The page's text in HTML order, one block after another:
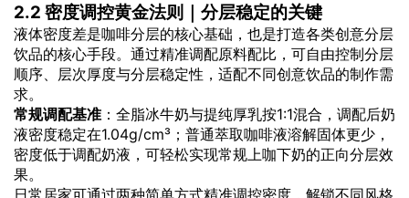
2.2 密度调控黄金法则｜分层稳定的关键
液体密度差是咖啡分层的核心基础，也是打造各类创意分层
饮品的核心手段。通过精准调配原料配比，可自由控制分层
顺序、层次厚度与分层稳定性，适配不同创意饮品的制作需
求。
常规调配基准 ：全脂冰牛奶与提纯厚乳按1:1混合，调配后奶
液密度稳定在1.04g/cm³；普通萃取咖啡液溶解固体更少，
密度低于调配奶液，可轻松实现常规上咖下奶的正向分层效
果。
日常居家可通过两种简单方式精准调控密度，解锁不同风格